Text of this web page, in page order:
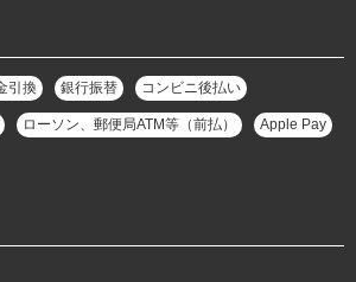
引換 銀行振替 コンビニ後払い
ローソン、郵便局ATM等（前払） Apple Pay